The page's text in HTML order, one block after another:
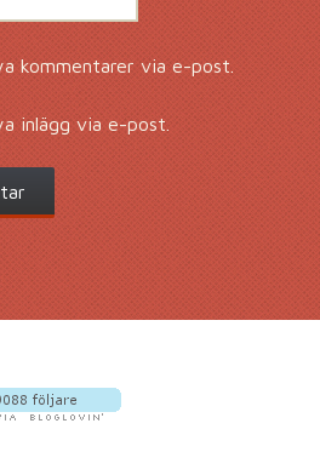
kommentarer via e-post.
inlägg via e-post.